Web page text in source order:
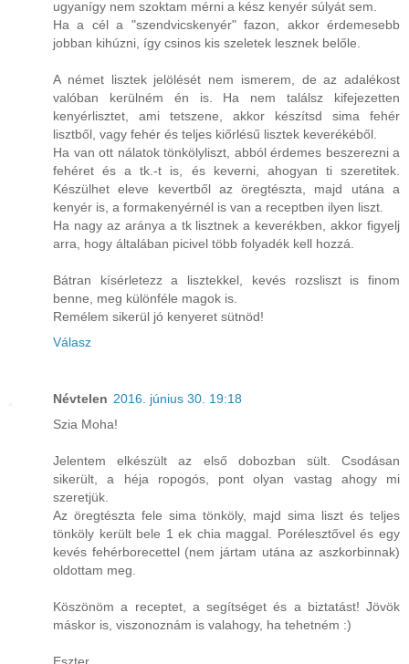
ugyanígy nem szoktam mérni a kész kenyér súlyát sem.
Ha a cél a "szendvicskenyér" fazon, akkor érdemesebb
jobban kihúzni, így csinos kis szeletek lesznek belőle.
A német lisztek jelölését nem ismerem, de az adalékost
valóban kerülném én is. Ha nem találsz kifejezetten
kenyérlisztet, ami tetszene, akkor készítsd sima fehér
lisztből, vagy fehér és teljes kiőrlésű lisztek keverékéből.
Ha van ott nálatok tönkölyliszt, abból érdemes beszerezni a
fehéret és a tk.-t is, és keverni, ahogyan ti szeretitek.
Készülhet eleve kevertből az öregtészta, majd utána a
kenyér is, a formakenyérnél is van a receptben ilyen liszt.
Ha nagy az aránya a tk lisztnek a keverékben, akkor figyelj
arra, hogy általában picivel több folyadék kell hozzá.
Bátran kísérletezz a lisztekkel, kevés rozsliszt is finom
benne, meg különféle magok is.
Remélem sikerül jó kenyeret sütnöd!
Válasz
Névtelen 2016. június 30. 19:18
Szia Moha!
Jelentem elkészült az első dobozban sült. Csodásan
sikerült, a héja ropogós, pont olyan vastag ahogy mi
szeretjük.
Az öregtészta fele sima tönköly, majd sima liszt és teljes
tönköly került bele 1 ek chia maggal. Porélesztővel és egy
kevés fehérborecettel (nem jártam utána az aszkorbinnak)
oldottam meg.
Köszönöm a receptet, a segítséget és a biztatást! Jövök
máskor is, viszonoznám is valahogy, ha tehetném :)